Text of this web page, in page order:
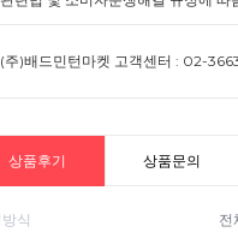
(주)배드민턴마켓 고객센터 : 02-
상품후기 상품문의